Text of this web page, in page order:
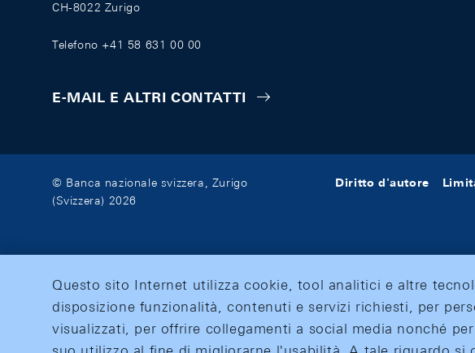
CH-8022 Zurigo
Telefono +41 58 631 00 00
E-MAIL E ALTRI CONTATTI
© Banca nazionale svizzera, Zurigo
(Svizzera) 2026
Diritto d'autore
Questo sito Internet utilizza cookie, tool analitici e altre
disposizione funzionalità, contenuti e servizi richiesti, per
visualizzati, per offrire collegamenti a social media nonché